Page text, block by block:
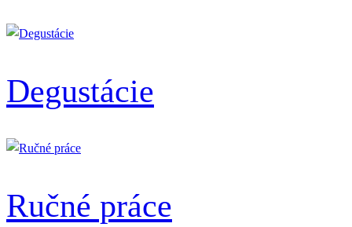
Degustácie
Ručné práce